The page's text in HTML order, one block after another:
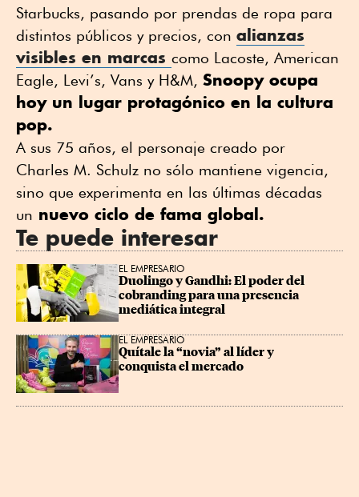
Starbucks, pasando por prendas de ropa para
distintos públicos y precios, con alianzas
visibles en marcas como Lacoste, American
Eagle, Levi’s, Vans y H&M, Snoopy ocupa
hoy un lugar protagónico en la cultura
pop.
A sus 75 años, el personaje creado por
Charles M. Schulz no sólo mantiene vigencia,
sino que experimenta en las últimas décadas
un nuevo ciclo de fama global.
Te puede interesar
EL EMPRESARIO
Duolingo y Gandhi: El poder del
cobranding para una presencia
mediática integral
EL EMPRESARIO
Quítale la “novia” al líder y
conquista el mercado